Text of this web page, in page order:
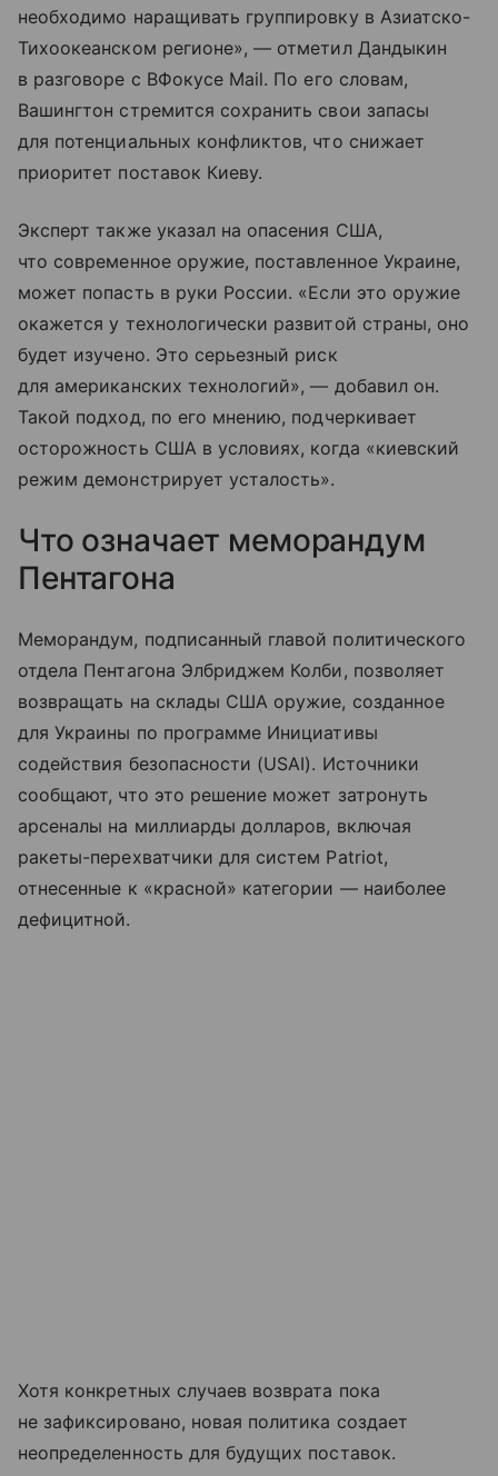
необходимо наращивать группировку в Азиатско-
Тихоокеанском регионе», — отметил Дандыкин
в разговоре с ВФокусе Mail. По его словам,
Вашингтон стремится сохранить свои запасы
для потенциальных конфликтов, что снижает
приоритет поставок Киеву.
Эксперт также указал на опасения США,
что современное оружие, поставленное Украине,
может попасть в руки России. «Если это оружие
окажется у технологически развитой страны, оно
будет изучено. Это серьезный риск
для американских технологий», — добавил он.
Такой подход, по его мнению, подчеркивает
осторожность США в условиях, когда «киевский
режим демонстрирует усталость».
Что означает меморандум
Пентагона
Меморандум, подписанный главой политического
отдела Пентагона Элбриджем Колби, позволяет
возвращать на склады США оружие, созданное
для Украины по программе Инициативы
содействия безопасности (USAI). Источники
сообщают, что это решение может затронуть
арсеналы на миллиарды долларов, включая
ракеты-перехватчики для систем Patriot,
отнесенные к «красной» категории — наиболее
дефицитной.
Хотя конкретных случаев возврата пока
не зафиксировано, новая политика создает
неопределенность для будущих поставок.